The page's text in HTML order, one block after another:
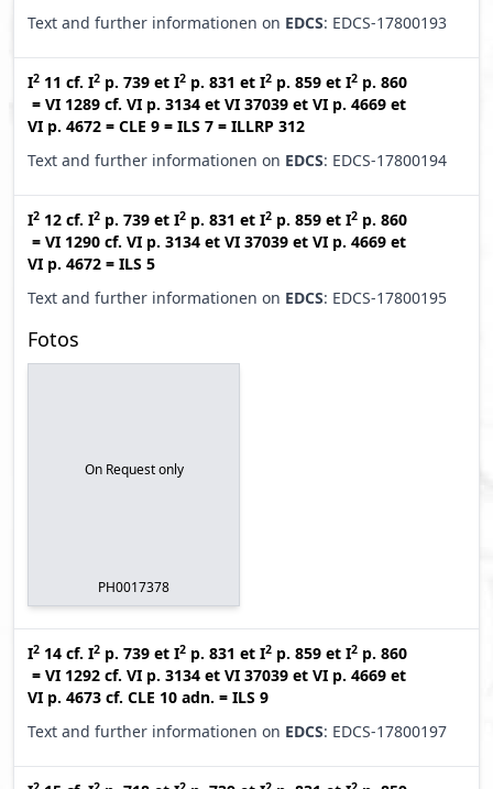
Text and further informationen on EDCS: EDCS-17800193
I2 11 cf. I2 p. 739 et I2 p. 831 et I2 p. 859 et I2 p. 860
= VI 1289 cf. VI p. 3134 et VI 37039 et VI p. 4669 et
VI p. 4672 = CLE 9 = ILS 7 = ILLRP 312
Text and further informationen on EDCS: EDCS-17800194
I2 12 cf. I2 p. 739 et I2 p. 831 et I2 p. 859 et I2 p. 860
= VI 1290 cf. VI p. 3134 et VI 37039 et VI p. 4669 et
VI p. 4672 = ILS 5
Text and further informationen on EDCS: EDCS-17800195
Fotos
On Request only
PH0017378
I2 14 cf. I2 p. 739 et I2 p. 831 et I2 p. 859 et I2 p. 860
= VI 1292 cf. VI p. 3134 et VI 37039 et VI p. 4669 et
VI p. 4673 cf. CLE 10 adn. = ILS 9
Text and further informationen on EDCS: EDCS-17800197